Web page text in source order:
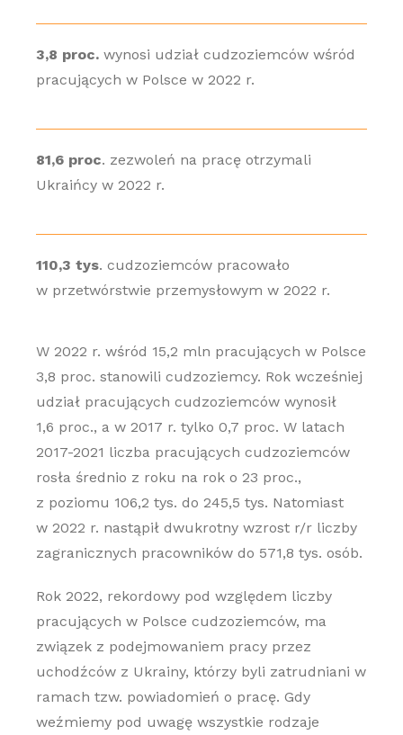
3,8 proc.wynosi udział cudzoziemców wśród
pracujących w Polsce w 2022 r.
81,6 proc. zezwoleń na pracę otrzymali
Ukraińcy w 2022 r.
110,3 tys. cudzoziemców pracowało
w przetwórstwie przemysłowym w 2022 r.
W 2022 r. wśród 15,2 mln pracujących w Polsce
3,8 proc. stanowili cudzoziemcy. Rok wcześniej
udział pracujących cudzoziemców wynosił
1,6 proc., a w 2017 r. tylko 0,7 proc. W latach
2017-2021 liczba pracujących cudzoziemców
rosła średnio z roku na rok o 23 proc.,
z poziomu 106,2 tys. do 245,5 tys. Natomiast
w 2022 r. nastąpił dwukrotny wzrost r/r liczby
zagranicznych pracowników do 571,8 tys. osób.
Rok 2022, rekordowy pod względem liczby
pracujących w Polsce cudzoziemców, ma
związek z podejmowaniem pracy przez
uchodźców z Ukrainy, którzy byli zatrudniani w
ramach tzw. powiadomień o pracę. Gdy
weźmiemy pod uwagę wszystkie rodzaje